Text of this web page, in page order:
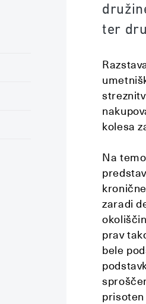
ter
kolesa
Na
zaradi
prav
bele